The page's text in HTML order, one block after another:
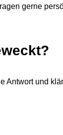
gerne
Antwort und